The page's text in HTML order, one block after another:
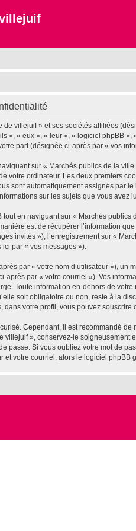
villejuif » et ses sociétés affiliées
», « eux », « leur », « logiciel phpBB
part (désignée ci-après par « vos
sur « Marchés publics de la
votre ordinateur. Les deux premiers
sont automatiquement assignés par
sur les sujets que vous avez
en naviguant sur « Marchés
est de récupérer l’information
invités »), l’enregistrement sur «
ici par « vos messages »).
par « votre nom d’utilisateur »),
par « votre courriel »). Vos
Toute information en-dehors de
soit obligatoire ou non, reste à la
votre profil, vous pouvez
Cependant, il est recommandé
villejuif », conservez-le
passe. Si vous oubliez votre mot de
votre courriel, alors le logiciel